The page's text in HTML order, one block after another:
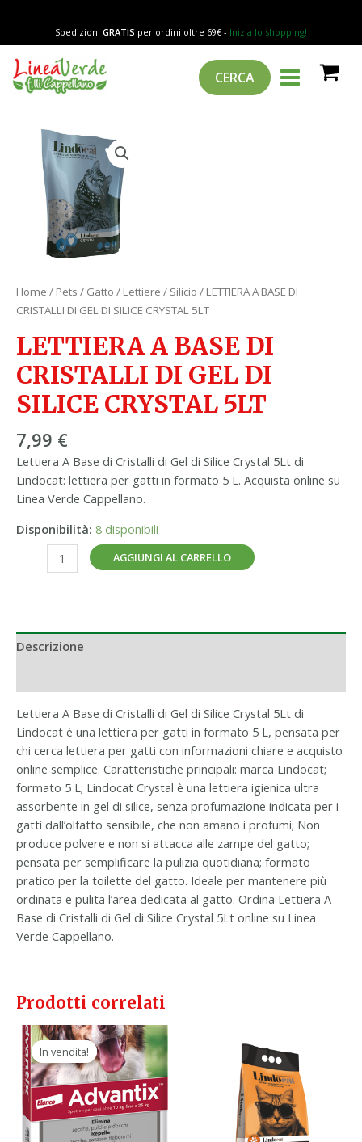
contenuto
Spedizioni GRATIS per ordini oltre 69€ - Inizia lo shopping!
CERCA
MAIN
MENU
Home / Pets / Gatto / Lettiere / Silicio / LETTIERA A BASE DI
CRISTALLI DI GEL DI SILICE CRYSTAL 5LT
LETTIERA A BASE DI
CRISTALLI DI GEL DI
SILICE CRYSTAL 5LT
7,99 €
Lettiera A Base di Cristalli di Gel di Silice Crystal 5Lt di
Lindocat: lettiera per gatti in formato 5 L. Acquista online su
Linea Verde Cappellano.
Disponibilità: 8 disponibili
LETTIERA
BASE
CRISTALLI
quantità
AGGIUNGI AL CARRELLO
Descrizione
Lettiera A Base di Cristalli di Gel di Silice Crystal 5Lt di
Lindocat è una lettiera per gatti in formato 5 L, pensata per
chi cerca lettiera per gatti con informazioni chiare e acquisto
online semplice. Caratteristiche principali: marca Lindocat;
formato 5 L; Lindocat Crystal è una lettiera igienica ultra
assorbente in gel di silice, senza profumazione indicata per i
gatti dall’olfatto sensibile, che non amano i profumi; Non
produce polvere e non si attacca alle zampe del gatto;
pensata per semplificare la pulizia quotidiana; formato
pratico per la toilette del gatto. Ideale per mantenere più
ordinata e pulita l’area dedicata al gatto. Ordina Lettiera A
Base di Cristalli di Gel di Silice Crystal 5Lt online su Linea
Verde Cappellano.
Prodotti correlati
In vendita!
In vendita!
Il
prezzo
originale
era:
63,90 €.
Il
prezzo
attuale
è:
37,90 €.
CRISTALLI
GEL
DI
CRYSTAL
quantità